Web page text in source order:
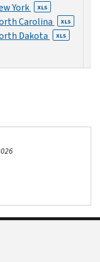
York XLS
Carolina XLS
Dakota XLS